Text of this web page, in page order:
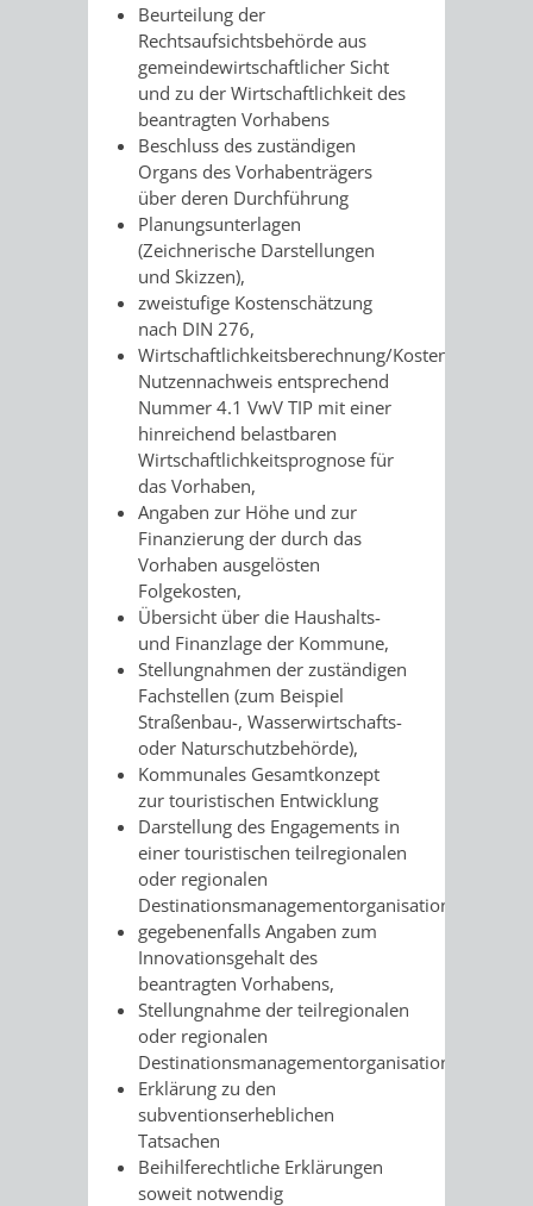
UND
KLIMASCHUTZ
RIPPENWEIER
SULZBACH
BEKANNTMACHUNGEN
WAHLEN
ABSTIMMUNGEN
STÄDTISCHE
FINANZEN
Beurteilung der
Rechtsaufsichtsbehörde aus
gemeindewirtschaftlicher Sicht
und zu der Wirtschaftlichkeit des
beantragten Vorhabens
Beschluss des zuständigen
Organs des Vorhabenträgers
über deren Durchführung
Planungsunterlagen
(Zeichnerische Darstellungen
und Skizzen),
zweistufige Kostenschätzung
nach DIN 276,
Wirtschaftlichkeitsberechnung/Kosten-
Nutzennachweis entsprechend
Nummer 4.1 VwV TIP mit einer
hinreichend belastbaren
Wirtschaftlichkeitsprognose für
das Vorhaben,
Angaben zur Höhe und zur
Finanzierung der durch das
Vorhaben ausgelösten
Folgekosten,
Übersicht über die Haushalts-
und Finanzlage der Kommune,
Stellungnahmen der zuständigen
Fachstellen (zum Beispiel
Straßenbau-, Wasserwirtschafts-
oder Naturschutzbehörde),
Kommunales Gesamtkonzept
zur touristischen Entwicklung
Darstellung des Engagements in
einer touristischen teilregionalen
oder regionalen
Destinationsmanagementorganisation
gegebenenfalls Angaben zum
Innovationsgehalt des
beantragten Vorhabens,
Stellungnahme der teilregionalen
oder regionalen
Destinationsmanagementorganisation.
Erklärung zu den
subventionserheblichen
Tatsachen
Beihilferechtliche Erklärungen
soweit notwendig